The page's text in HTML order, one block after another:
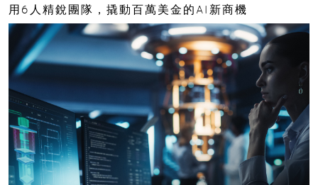
用6人精銳團隊，撬動百萬美金的AI新商機